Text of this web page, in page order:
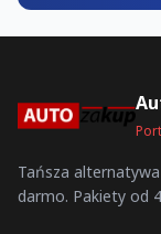
Tańsza
darmo. Pakiety od